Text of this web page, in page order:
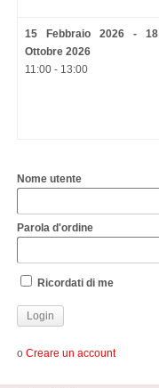
15 Febbraio 2026 - 18
Ottobre 2026
11:00 - 13:00
Nome utente
Parola d'ordine
Ricordati di me
o Creare un account